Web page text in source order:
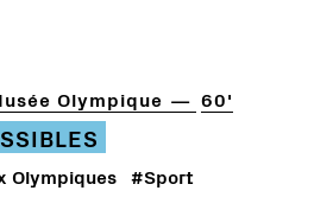
Olympique 60'
Olympiques #Sport